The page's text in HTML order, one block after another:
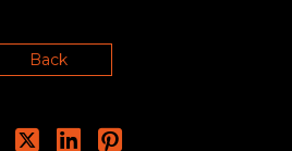
Back